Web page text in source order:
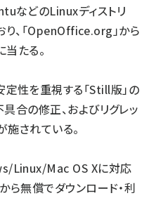
などのLinuxディストリ
、「OpenOffice.org」から
たる。
性を重視する「Still版」の
合の修正、およびリグレッ
されている。
Linux/Mac OS Xに対応
から無償でダウンロード・利